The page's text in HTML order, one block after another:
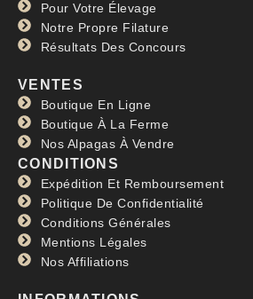
Pour Votre Élevage
Notre Propre Filature
Résultats Des Concours
VENTES
Boutique En Ligne
Boutique À La Ferme
Nos Alpagas À Vendre
CONDITIONS
Expédition Et Remboursement
Politique De Confidentialité
Conditions Générales
Mentions Légales
Nos Affiliations